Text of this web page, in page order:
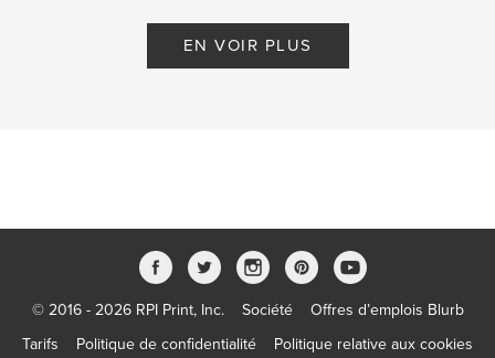
EN VOIR PLUS
© 2016 - 2026 RPI Print, Inc. Société
Offres d’emplois Blurb
Tarifs
Politique de confidentialité Politique relative aux cookies